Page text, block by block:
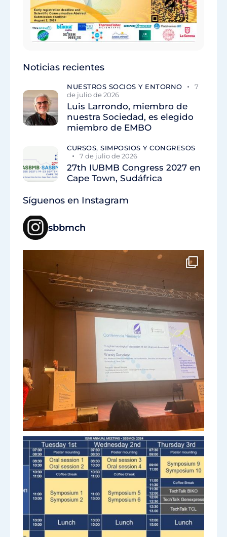
Noticias recientes
NUESTROS SOCIOS Y ENTORNO
7
de julio de 2026
Luis Larrondo, miembro de
nuestra Sociedad, es elegido
miembro de EMBO
CURSOS, SIMPOSIOS Y CONGRESOS
7 de julio de 2026
27th IUBMB Congress 2027 en
Cape Town, Sudáfrica
Síguenos en Instagram
sbbmch